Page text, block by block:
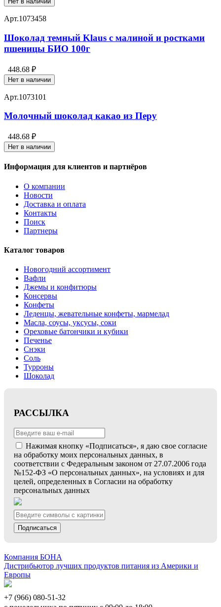
Арт.1073458
Шоколад темный Klaus с малиной и ростками
пшеницы БИО 100г
448.68 ₽
Нет в наличии
Арт.1073101
Молочный шоколад какао из Перу
448.68 ₽
Нет в наличии
Информация для клиентов и партнёров
О компании
Новости
Доставка и оплата
Контакты
Поиск
Партнеры
Каталог товаров
Новогодний ассортимент
Вафли
Джемы и конфитюры
Консервы
Конфеты
Леденцы, жевательные конфеты, мармелад
Масла, соусы, уксусы, соки
Ореховые батончики и кубики
Печенье
Снэки
Соль
Турроны
Шоколад
РАССЫЛКА
Нажимая кнопку «Подписаться», я даю свое согласие
на обработку моих персональных данных, в
соответствии с Федеральным законом от 27.07.2006 года
№152-ФЗ «О персональных данных», на условиях и для
целей, определенных в Согласии на обработку
персональных данных
Подписаться
Компания БОНА
Дистрибьютор лучших продуктов питания из Америки и
Европы
+7 (966) 080-51-32